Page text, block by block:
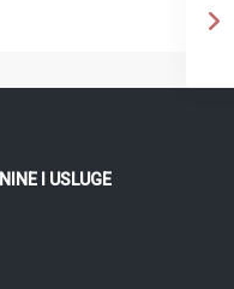
I USLUGE